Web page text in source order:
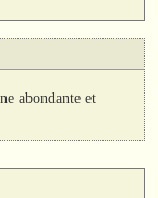
abondante et